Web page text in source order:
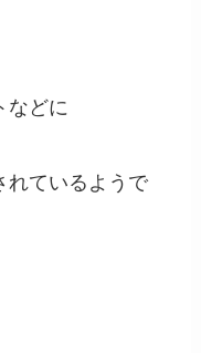
などに
れているようで